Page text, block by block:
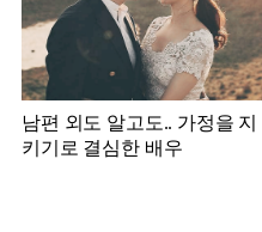
남편 외도 알고도.. 가정을 지
키기로 결심한 배우